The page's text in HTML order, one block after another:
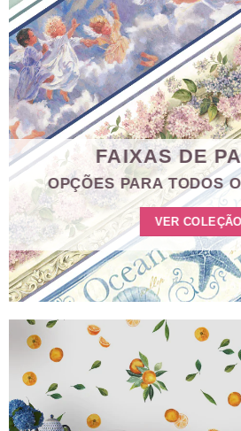
FAIXAS DE
OPÇÕES PARA TODOS
VER COLEÇÃO